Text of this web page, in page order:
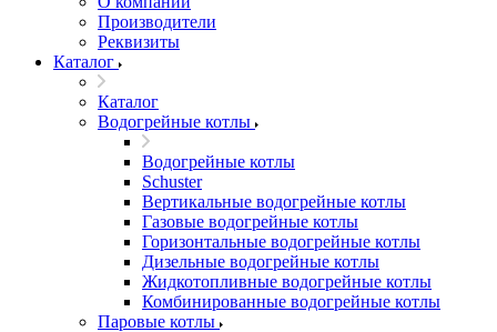
Производители
Реквизиты
Каталог
Каталог
Водогрейные котлы
Водогрейные котлы
Schuster
Вертикальные водогрейные котлы
Газовые водогрейные котлы
Горизонтальные водогрейные котлы
Дизельные водогрейные котлы
Жидкотопливные водогрейные котлы
Комбинированные водогрейные котлы
Паровые котлы